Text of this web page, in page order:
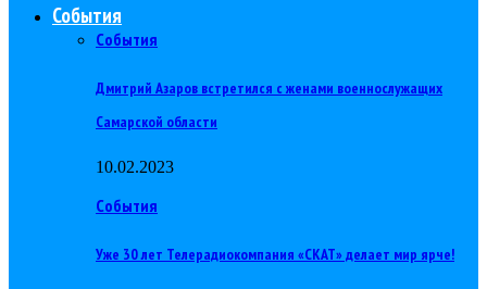
События
События
Дмитрий Азаров встретился с женами военнослужащих
Самарской области
10.02.2023
События
Уже 30 лет Телерадиокомпания «СКАТ» делает мир ярче!